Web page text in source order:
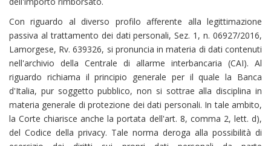
Con riguardo al diverso profilo afferente alla legittimazione
passiva al trattamento dei dati personali, Sez. 1, n. 06927/2016,
Lamorgese, Rv. 639326, si pronuncia in materia di dati contenuti
nell'archivio della Centrale di allarme interbancaria (CAI). Al
riguardo richiama il principio generale per il quale la Banca
d'Italia, pur soggetto pubblico, non si sottrae alla disciplina in
materia generale di protezione dei dati personali. In tale ambito,
la Corte chiarisce anche la portata dell'art. 8, comma 2, lett. d),
del Codice della privacy. Tale norma deroga alla possibilità di